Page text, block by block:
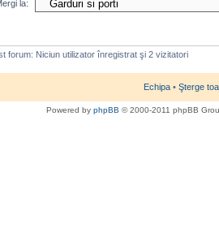
la:
forum: Niciun utilizator înregistrat şi 2 vizitatori
Echipa • Şterge
Powered by phpBB © 2000-2011 phpBB